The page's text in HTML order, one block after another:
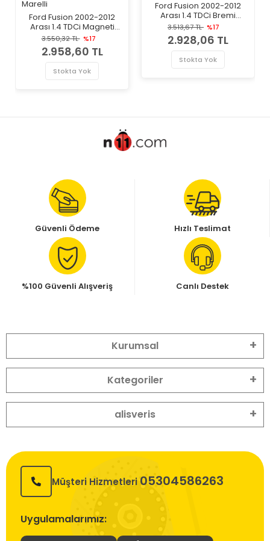
Ford Fusion 2002-2012
Arası 1.4 TDCi Magneti
Marelli Marka Hava
Debimetresi
3.550,32 TL %17
2.958,60 TL
Stokta Yok
Ford Fusion 2002-2012
Arası 1.4 TDCi Bremi
Marka Hava Debimetresi
3.513,67 TL %17
2.928,06 TL
Stokta Yok
Güvenli Ödeme Hızlı Teslimat
%100 Güvenli Alışveriş Canlı Destek
Kurumsal
Kategoriler
alisveris
Müşteri Hizmetleri 05304586263
Uygulamalarımız: